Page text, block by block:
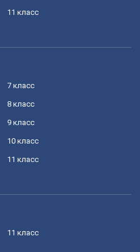
11 класс
7 класс
8 класс
9 класс
10 класс
11 класс
11 класс